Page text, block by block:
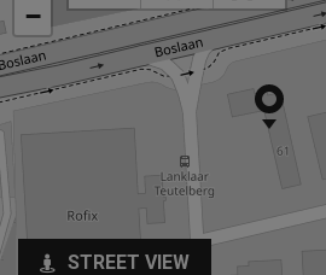
−
STREET VIEW